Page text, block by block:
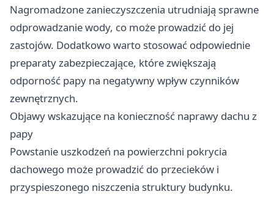
Nagromadzone zanieczyszczenia utrudniają sprawne
odprowadzanie wody, co może prowadzić do jej
zastojów. Dodatkowo warto stosować odpowiednie
preparaty zabezpieczające, które zwiększają
odporność papy na negatywny wpływ czynników
zewnętrznych.
Objawy wskazujące na konieczność naprawy dachu z
papy
Powstanie uszkodzeń na powierzchni pokrycia
dachowego może prowadzić do przecieków i
przyspieszonego niszczenia struktury budynku.